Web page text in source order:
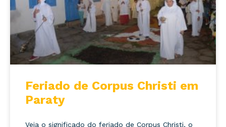
Feriado de Corpus Christi em
Paraty
Veja o significado do feriado de Corpus Christi, o